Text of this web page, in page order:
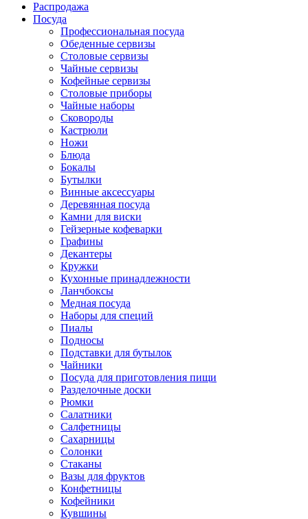
Распродажа
Посуда
Профессиональная посуда
Обеденные сервизы
Столовые сервизы
Чайные сервизы
Кофейные сервизы
Столовые приборы
Чайные наборы
Сковороды
Кастрюли
Ножи
Блюда
Бокалы
Бутылки
Винные аксессуары
Деревянная посуда
Камни для виски
Гейзерные кофеварки
Графины
Декантеры
Кружки
Кухонные принадлежности
Ланчбоксы
Медная посуда
Наборы для специй
Пиалы
Подносы
Подставки для бутылок
Чайники
Посуда для приготовления пищи
Разделочные доски
Рюмки
Салатники
Салфетницы
Сахарницы
Солонки
Стаканы
Вазы для фруктов
Конфетницы
Кофейники
Кувшины